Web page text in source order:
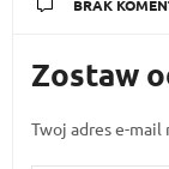
BRAK
Zostaw
Twoj adres e-